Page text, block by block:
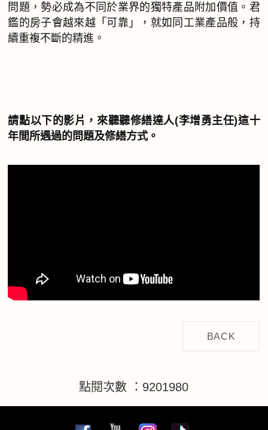
問題，勢必成為不同於業界的獨特產品附加價值。君
鑑的房子會越來越「可靠」，就如同工業產品般，持
續重複不斷的精進。
請點以下的影片，來聽聽修繕達人(李增勇主任)這十
年間所遇過的問題及修繕方式。
BACK
點閱次數 ：9201980